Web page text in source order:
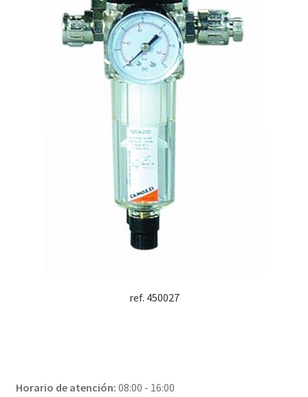
ref. 450027
Horario de atención: 08:00 - 16:00